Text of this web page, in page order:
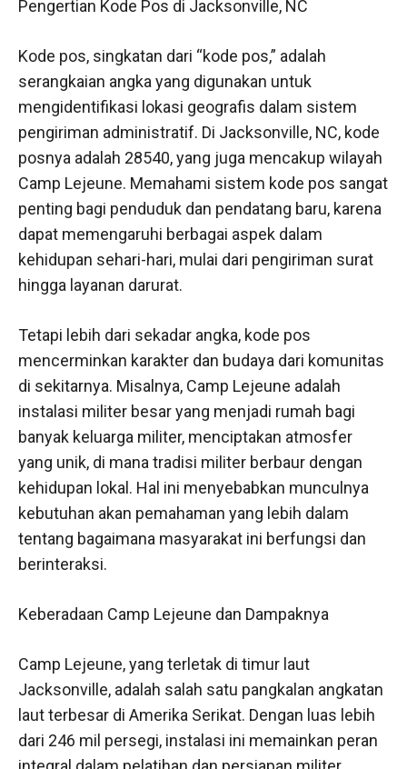
Pengertian Kode Pos di Jacksonville, NC
Kode pos, singkatan dari “kode pos,” adalah
serangkaian angka yang digunakan untuk
mengidentifikasi lokasi geografis dalam sistem
pengiriman administratif. Di Jacksonville, NC, kode
posnya adalah 28540, yang juga mencakup wilayah
Camp Lejeune. Memahami sistem kode pos sangat
penting bagi penduduk dan pendatang baru, karena
dapat memengaruhi berbagai aspek dalam
kehidupan sehari-hari, mulai dari pengiriman surat
hingga layanan darurat.
Tetapi lebih dari sekadar angka, kode pos
mencerminkan karakter dan budaya dari komunitas
di sekitarnya. Misalnya, Camp Lejeune adalah
instalasi militer besar yang menjadi rumah bagi
banyak keluarga militer, menciptakan atmosfer
yang unik, di mana tradisi militer berbaur dengan
kehidupan lokal. Hal ini menyebabkan munculnya
kebutuhan akan pemahaman yang lebih dalam
tentang bagaimana masyarakat ini berfungsi dan
berinteraksi.
Keberadaan Camp Lejeune dan Dampaknya
Camp Lejeune, yang terletak di timur laut
Jacksonville, adalah salah satu pangkalan angkatan
laut terbesar di Amerika Serikat. Dengan luas lebih
dari 246 mil persegi, instalasi ini memainkan peran